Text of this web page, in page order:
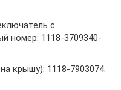
с
номер: 1118-3709340-
крышу): 1118-7903074.